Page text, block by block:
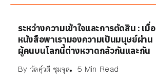
ระหว่างความเข้าใจและการตัดสิน : เมื่อ
หนังสือพาเรามองความเป็นมนุษย์ผ่าน
ผู้คนบนโลกนี้ต่างหวาดกลัวกันและกัน
By วัลคุ์วดี ชุมจุล 5 Min Read